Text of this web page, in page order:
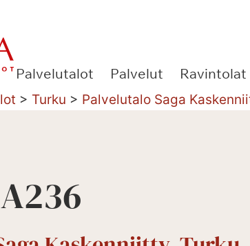
Palvelutalot Palvelut Ravintolat
> Turku > Palvelutalo Saga